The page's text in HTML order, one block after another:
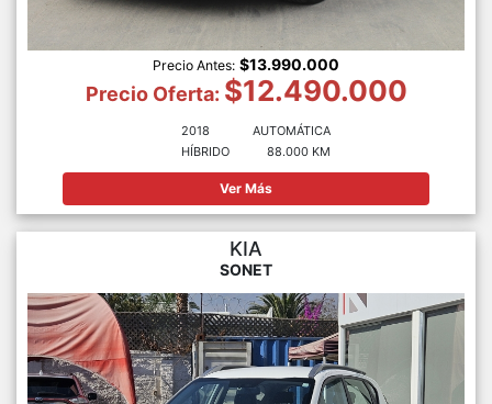
Precio Antes: $13.990.000
Precio Oferta: $12.490.000
2018
HÍBRIDO
AUTOMÁTICA
88.000 KM
Ver Más
KIA
SONET